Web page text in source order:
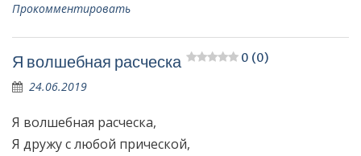
Прокомментировать
Я волшебная расческа 0 (0)
24.06.2019
Я волшебная расческа,
Я дружу с любой прической,